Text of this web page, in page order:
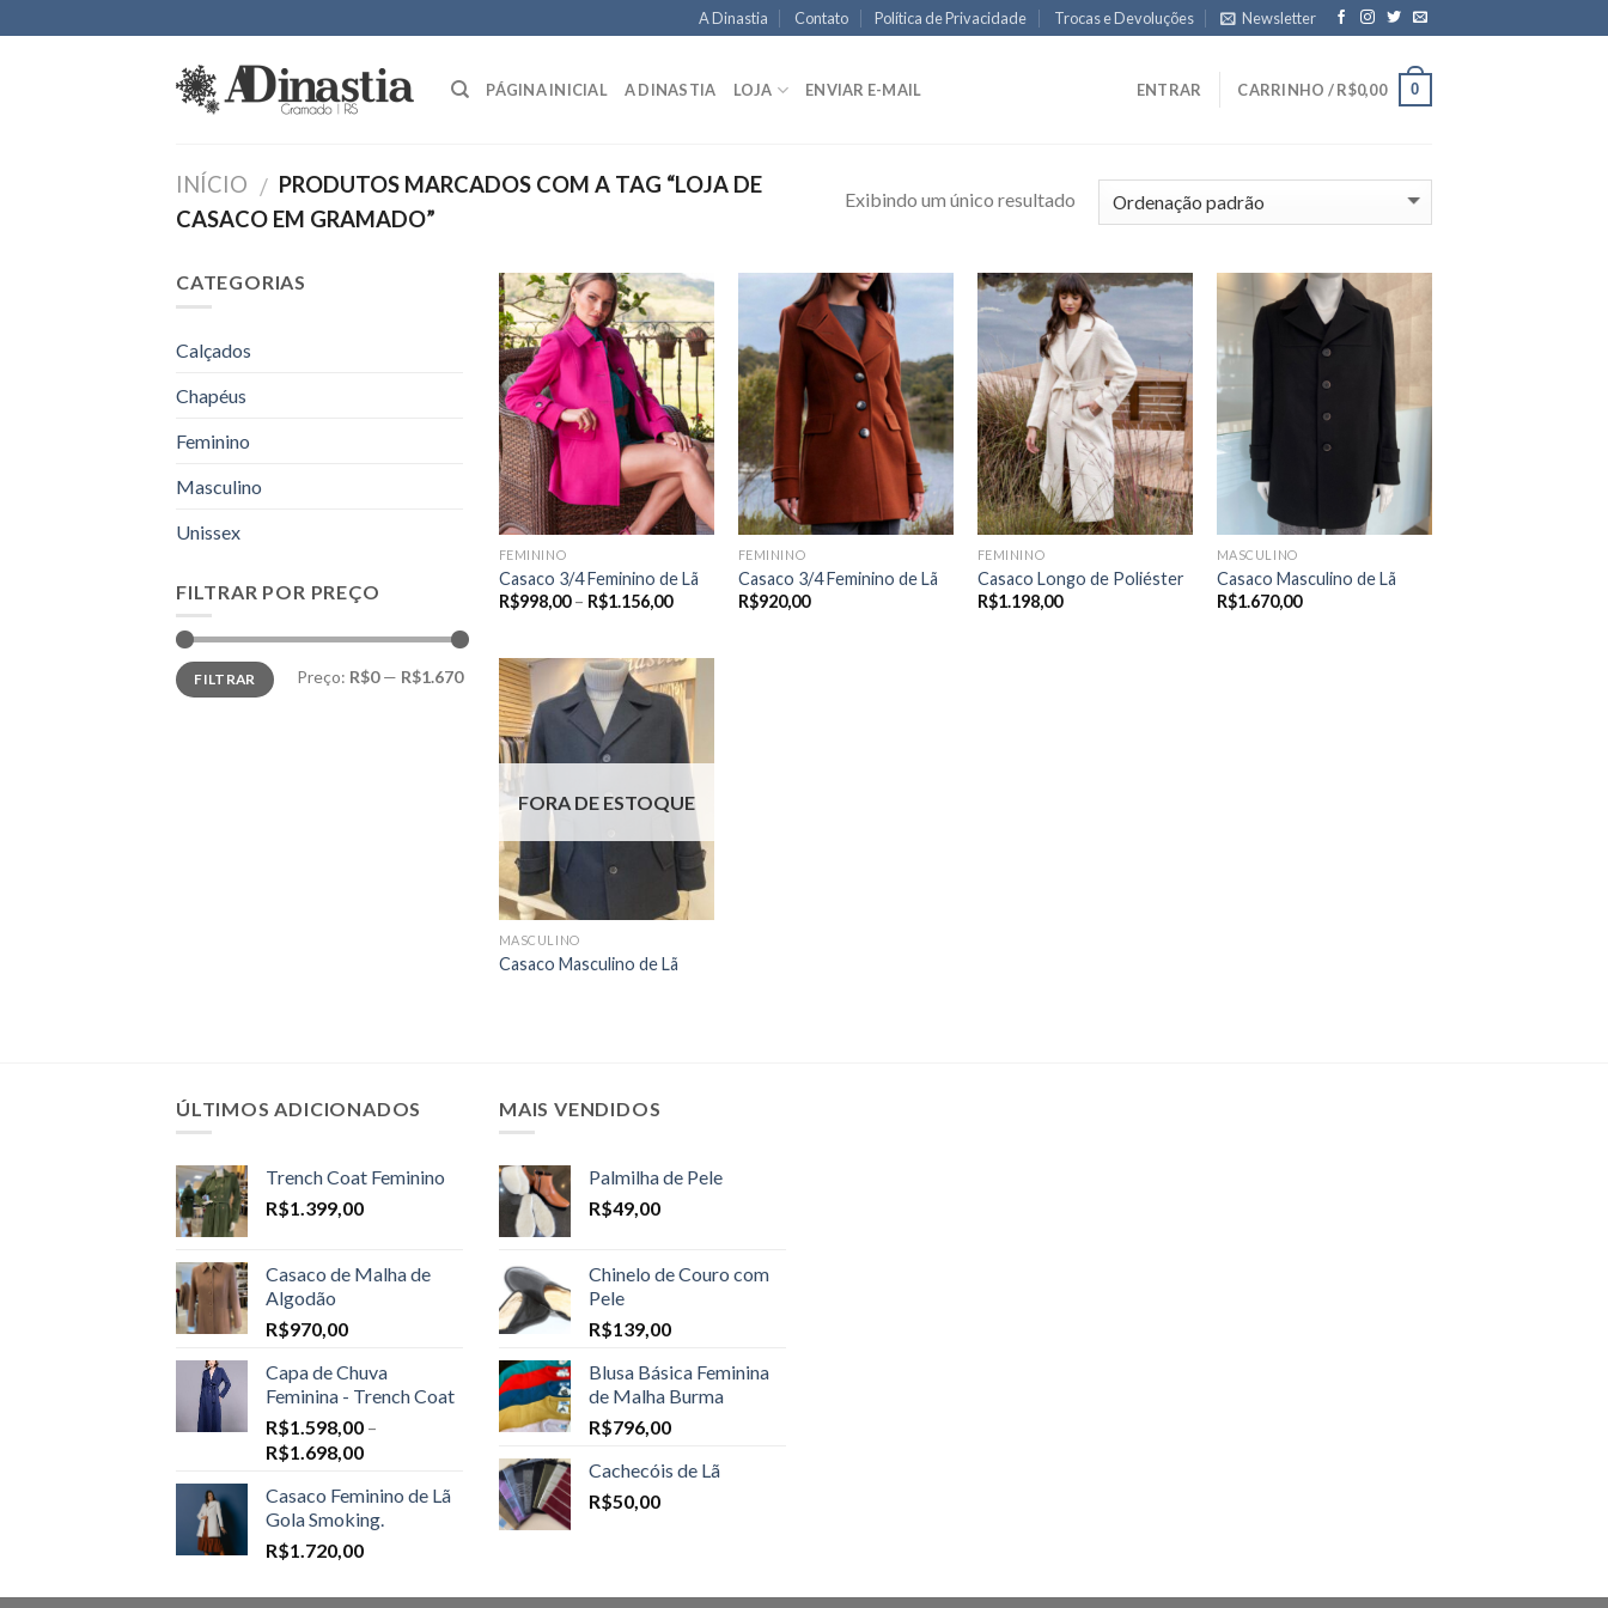
to
A Dinastia Contato Política de Privacidade Trocas e Devoluções Newsletter
PÁGINA INICIAL A DINASTIA LOJA ENVIAR E-MAIL ENTRAR CARRINHO /R$0,00 0
INÍCIO / PRODUTOS MARCADOS COM A TAG “LOJA DE
CASACO EM GRAMADO”
Exibindo um único resultado
CATEGORIAS
Calçados
Chapéus
Feminino
Masculino
Unissex
FILTRAR POR PREÇO
Preço
mínimo
Preço
máximo
FILTRAR Preço: R$0— R$1.670
FEMININO
Casaco 3/4 Feminino de Lã
R$998,00 – R$1.156,00Price
R$1.156,00
FEMININO
Casaco 3/4 Feminino de Lã
R$920,00
FEMININO
Casaco Longo de Poliéster
R$1.198,00
MASCULINO
Casaco Masculino de Lã
R$1.670,00
FORA DE ESTOQUE
MASCULINO
Casaco Masculino de Lã
ÚLTIMOS ADICIONADOS
Trench Coat Feminino
R$1.399,00
Casaco de Malha de
Algodão
R$970,00
Capa de Chuva
Feminina - Trench Coat
R$1.598,00 –
R$1.698,00Price
R$1.598,00
through
R$1.698,00
Casaco Feminino de Lã
Gola Smoking.
R$1.720,00
MAIS VENDIDOS
Palmilha de Pele
R$49,00
Chinelo de Couro com
Pele
R$139,00
Blusa Básica Feminina
de Malha Burma
R$796,00
Cachecóis de Lã
R$50,00